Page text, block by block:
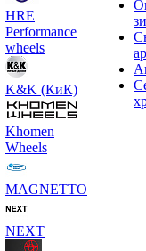
HRE
Performance
wheels
K&K (КиК)
Khomen
Wheels
MAGNETTO
NEXT